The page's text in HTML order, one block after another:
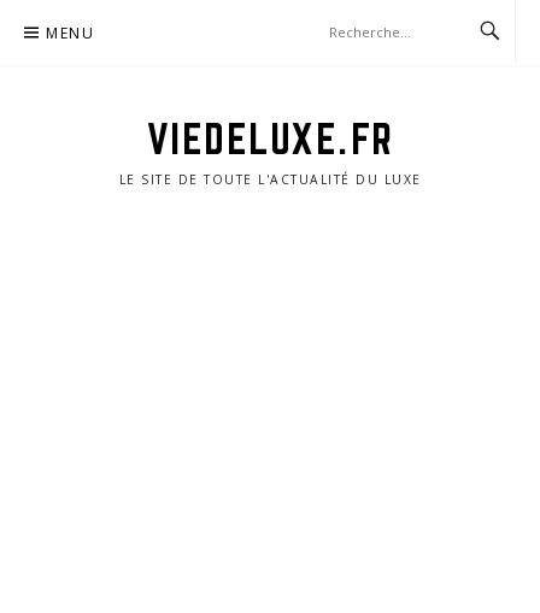
MENU
VIEDELUXE.FR
LE SITE DE TOUTE L'ACTUALITÉ DU LUXE